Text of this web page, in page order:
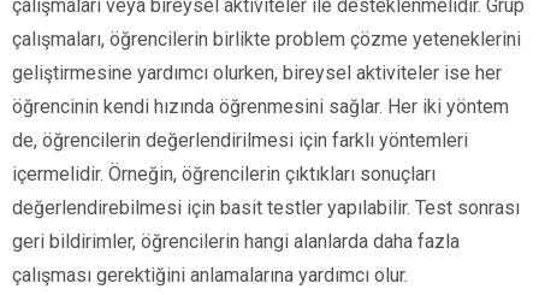
çalışmaları veya bireysel aktiviteler ile desteklenmelidir. Grup
çalışmaları, öğrencilerin birlikte problem çözme yeteneklerini
geliştirmesine yardımcı olurken, bireysel aktiviteler ise her
öğrencinin kendi hızında öğrenmesini sağlar. Her iki yöntem
de, öğrencilerin değerlendirilmesi için farklı yöntemleri
içermelidir. Örneğin, öğrencilerin çıktıkları sonuçları
değerlendirebilmesi için basit testler yapılabilir. Test sonrası
geri bildirimler, öğrencilerin hangi alanlarda daha fazla
çalışması gerektiğini anlamalarına yardımcı olur.